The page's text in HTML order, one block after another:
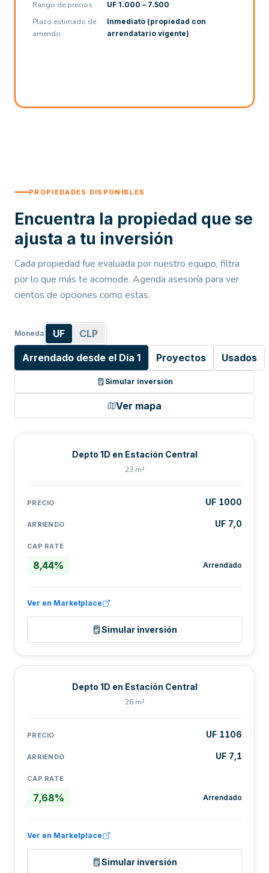
Rango de precios UF 1.000 – 7.500
Plazo estimado de
arriendo
Inmediato (propiedad con
arrendatario vigente)
PROPIEDADES DISPONIBLES
Encuentra la propiedad que se
ajusta a tu inversión
Cada propiedad fue evaluada por nuestro equipo, filtra
por lo que más te acomode. Agenda asesoría para ver
cientos de opciones como estas.
Moneda UF
CLP
Arrendado desde el Día 1
Proyectos Usados
Simular inversión
Ver mapa
Depto 1D en Estación Central
23 m²
PRECIO UF 1000
ARRIENDO UF 7,0
CAP RATE
8,44% Arrendado
Ver en Marketplace
Simular inversión
Depto 1D en Estación Central
26 m²
PRECIO UF 1106
ARRIENDO UF 7,1
CAP RATE
7,68% Arrendado
Ver en Marketplace
Simular inversión